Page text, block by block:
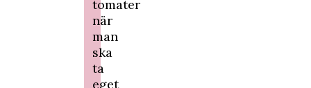
tomater
när
man
ska
ta
eget